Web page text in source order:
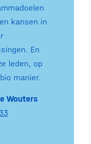
kansen in
En
leden, op
manier.
Wouters